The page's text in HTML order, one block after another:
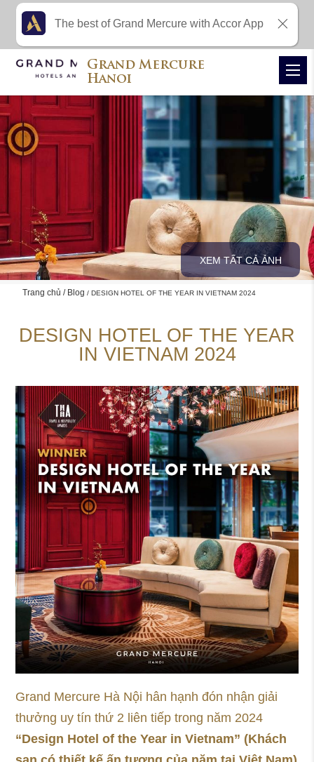
XEM TẤT CẢ ẢNH
Trang chủ Blog DESIGN HOTEL OF THE YEAR IN VIETNAM 2024
DESIGN HOTEL OF THE YEAR
IN VIETNAM 2024
Grand Mercure Hà Nội hân hạnh đón nhận giải
thưởng uy tín thứ 2 liên tiếp trong năm 2024
“Design Hotel of the Year in Vietnam” (Khách
Grand Mercure
Hanoi
The best of Grand Mercure with Accor App